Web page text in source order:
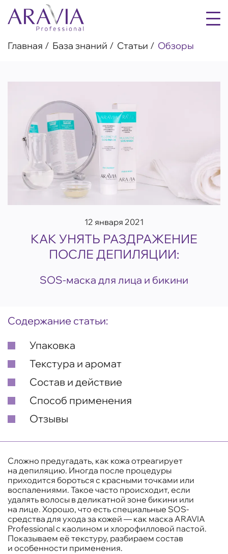
Главная База знаний Статьи Обзоры
12 января 2021
КАК УНЯТЬ РАЗДРАЖЕНИЕ
ПОСЛЕ ДЕПИЛЯЦИИ:
SOS-маска для лица и бикини
Содержание статьи:
Упаковка
Текстура и аромат
Состав и действие
Способ применения
Отзывы
Сложно предугадать, как кожа отреагирует
на депиляцию. Иногда после процедуры
приходится бороться с красными точками или
воспалениями. Такое часто происходит, если
удалять волосы в деликатной зоне бикини или
на лице. Хорошо, что есть специальные SOS-
средства для ухода за кожей — как маска ARAVIA
Professional с каолином и хлорофилловой пастой.
Показываем её текстуру, разбираем состав
и особенности применения.